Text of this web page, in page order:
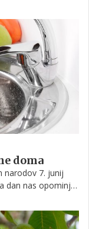
doma
narodov 7. junij
dan nas opominja,
navadami v